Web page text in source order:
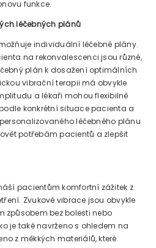
funkce.
léčebných plánů
individuální léčebné plány.
na rekonvalescenci jsou různé,
plán k dosažení optimálních
vibrační terapii má obvykle
a lékaři mohou flexibilně
konkrétní situace pacienta a
léčebného plánu
potřebám pacientů a zlepšit
pacientům komfortní zážitek z
Zvukové vibrace jsou obvykle
bez bolesti nebo
je také navrženo s ohledem na
z měkkých materiálů, které